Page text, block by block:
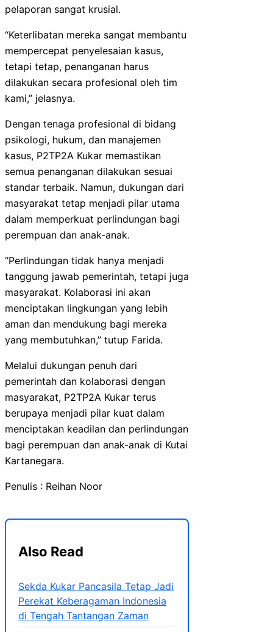
pelaporan sangat krusial.
“Keterlibatan mereka sangat membantu
mempercepat penyelesaian kasus,
tetapi tetap, penanganan harus
dilakukan secara profesional oleh tim
kami,” jelasnya.
Dengan tenaga profesional di bidang
psikologi, hukum, dan manajemen
kasus, P2TP2A Kukar memastikan
semua penanganan dilakukan sesuai
standar terbaik. Namun, dukungan dari
masyarakat tetap menjadi pilar utama
dalam memperkuat perlindungan bagi
perempuan dan anak-anak.
“Perlindungan tidak hanya menjadi
tanggung jawab pemerintah, tetapi juga
masyarakat. Kolaborasi ini akan
menciptakan lingkungan yang lebih
aman dan mendukung bagi mereka
yang membutuhkan,” tutup Farida.
Melalui dukungan penuh dari
pemerintah dan kolaborasi dengan
masyarakat, P2TP2A Kukar terus
berupaya menjadi pilar kuat dalam
menciptakan keadilan dan perlindungan
bagi perempuan dan anak-anak di Kutai
Kartanegara.
Penulis : Reihan Noor
Also Read
Sekda Kukar Pancasila Tetap Jadi
Perekat Keberagaman Indonesia
di Tengah Tantangan Zaman